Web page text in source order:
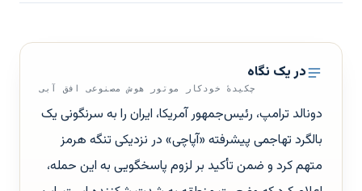
در یک نگاه
چکیدهٔ خودکار موتور هوش مصنوعی افق آبی
دونالد ترامپ، رئیس‌جمهور آمریکا، ایران را به سرنگونی یک
بالگرد تهاجمی پیشرفته «آپاچی» در نزدیکی تنگه هرمز
متهم کرد و ضمن تأکید بر لزوم پاسخگویی به این حمله،